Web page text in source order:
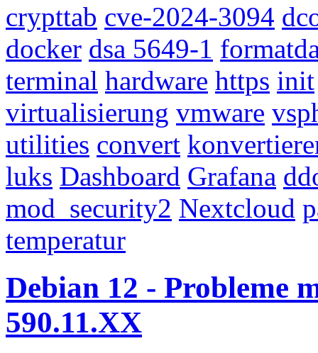
crypttab cve-2024-3094
docker dsa 5649-1
terminal hardware https init
virtualisierung vmware
utilities convert
luks Dashboard Grafana
mod_security2 Nextcloud
temperatur
Debian 12 - Probleme
590.11.XX